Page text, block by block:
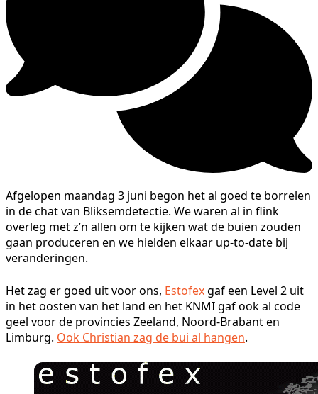
Afgelopen maandag 3 juni begon het al goed te borrelen
in de chat van Bliksemdetectie. We waren al in flink
overleg met z’n allen om te kijken wat de buien zouden
gaan produceren en we hielden elkaar up-to-date bij
veranderingen.
Het zag er goed uit voor ons, Estofexgaf een Level 2 uit
in het oosten van het land en het KNMI gaf ook al code
geel voor de provincies Zeeland, Noord-Brabant en
Limburg. Ook Christian zag de bui al hangen.